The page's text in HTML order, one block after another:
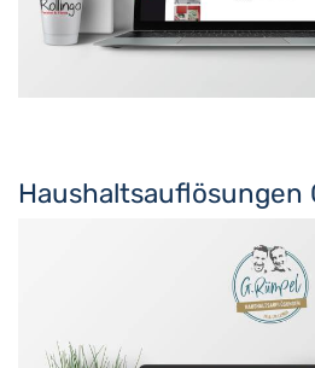
Haushaltsauflösungen